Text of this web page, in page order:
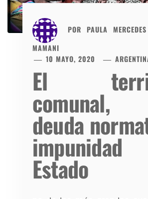
POR PAULA
MAMANI
10 MAYO, 2020
El
comunal,
deuda
Estado